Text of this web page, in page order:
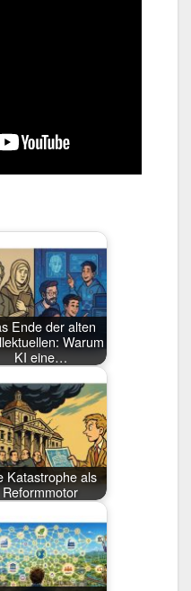
Ende der alten
Warum
KI eine…
Katastrophe als
Reformmotor